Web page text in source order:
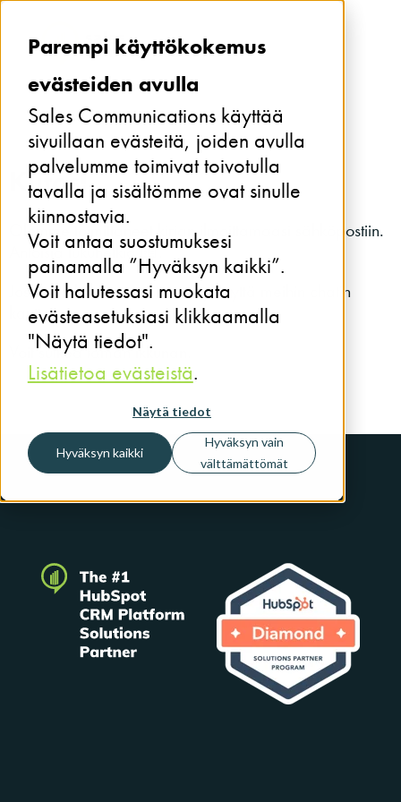
Parempi käyttökokemus
evästeiden avulla
Sales Communications käyttää
sivuillaan evästeitä, joiden avulla
palvelumme toimivat toivotulla
tavalla ja sisältömme ovat sinulle
kiinnostavia.
Voit antaa suostumuksesi
painamalla ”Hyväksyn kaikki”.
Voit halutessasi muokata
evästeasetuksiasi klikkaamalla
"Näytä tiedot".
Lisätietoa evästeistä.
Näytä tiedot
Hyväksyn kaikki
Hyväksyn vain
välttämättömät
Kiitos!
Olemme toimittaneet kirjan ilmoittamaasi sähköpostiin.
Antoisia lukuhetkiä 📖.
Jos sinua kiinnostaa niin ota yhteyttä meihin chatin
kautta.
Voit sulkea tämän ikkunan.